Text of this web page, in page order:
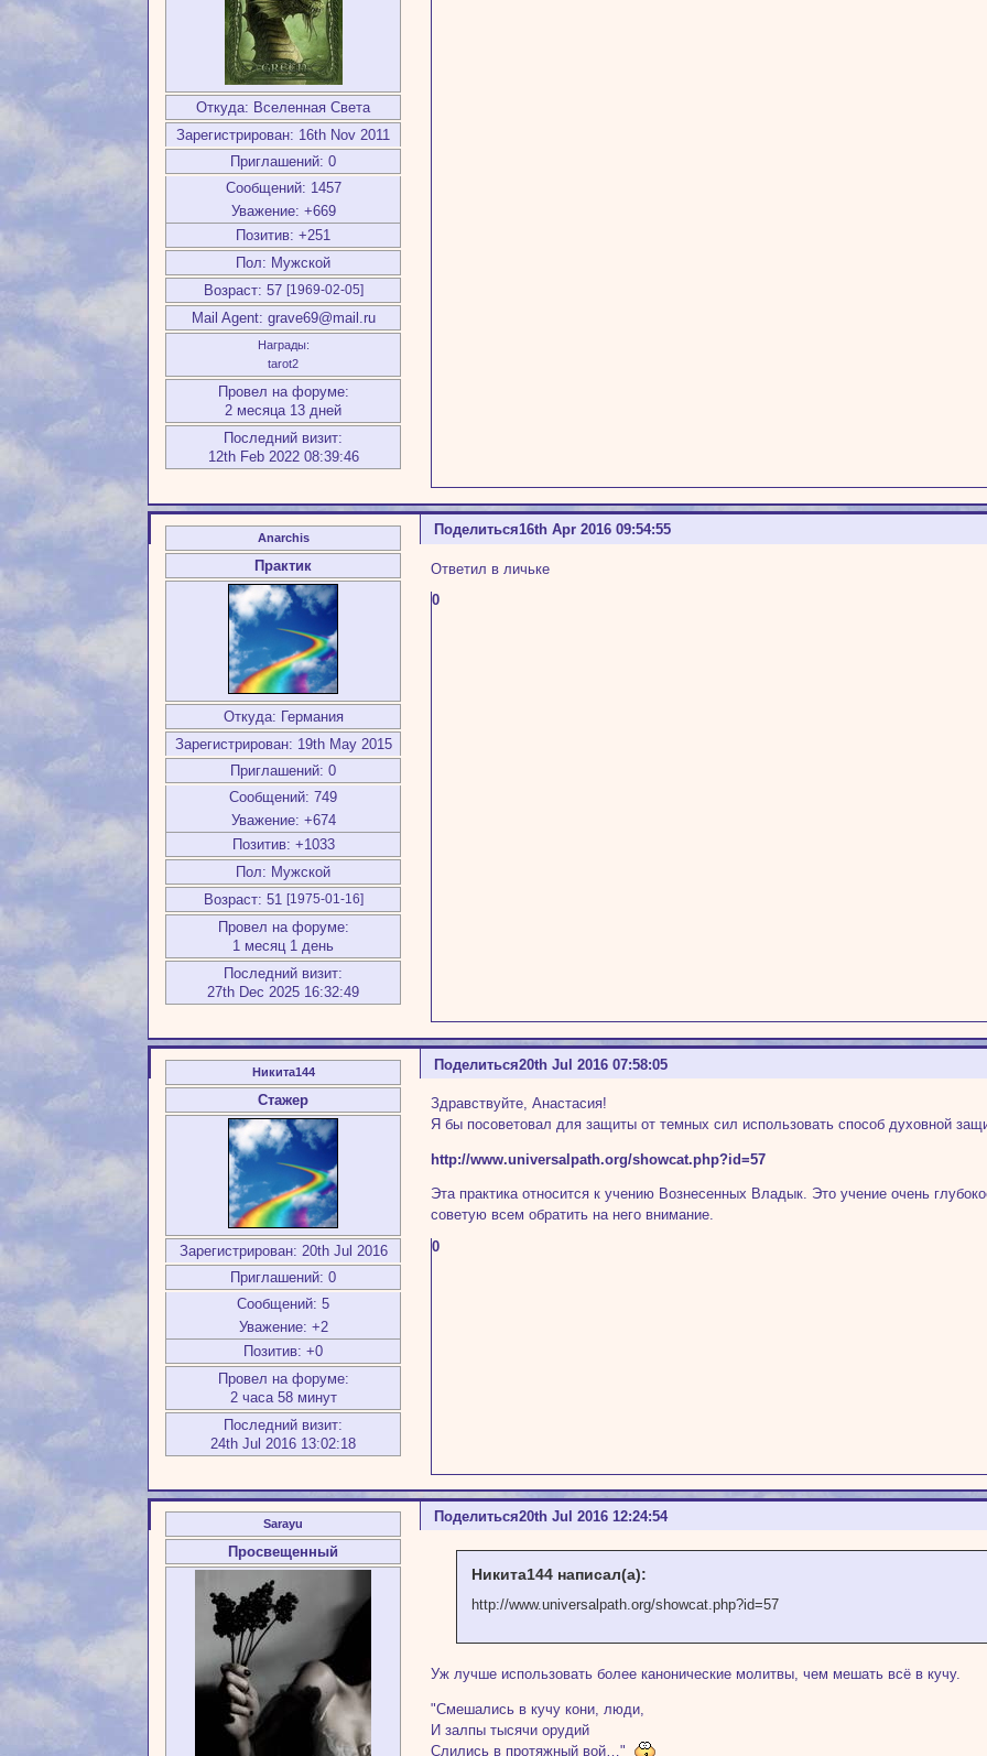
Откуда: Вселенная Света
Зарегистрирован: 16th Nov 2011
Приглашений: 0
Сообщений: 1457
Уважение: +669
Позитив: +251
Пол: Мужской
Возраст: 57 [1969-02-05]
Mail Agent: grave69@mail.ru
Награды:
tarot2
Провел на форуме:
2 месяца 13 дней
Последний визит:
12th Feb 2022 08:39:46
Поделиться16th Apr 2016 09:54:55
Anarchis
Практик
Откуда: Германия
Зарегистрирован: 19th May 2015
Приглашений: 0
Сообщений: 749
Уважение: +674
Позитив: +1033
Пол: Мужской
Возраст: 51 [1975-01-16]
Провел на форуме:
1 месяц 1 день
Последний визит:
27th Dec 2025 16:32:49
Ответил в личьке
0
Поделиться20th Jul 2016 07:58:05
Никита144
Стажер
Зарегистрирован: 20th Jul 2016
Приглашений: 0
Сообщений: 5
Уважение: +2
Позитив: +0
Провел на форуме:
2 часа 58 минут
Последний визит:
24th Jul 2016 13:02:18
Здравствуйте, Анастасия!
Я бы посоветовал для защиты от темных сил использовать способ духовной
http://www.universalpath.org/showcat.php?id=57
Эта практика относится к учению Вознесенных Владык. Это учение очень
советую всем обратить на него внимание.
0
Поделиться20th Jul 2016 12:24:54
Sarayu
Просвещенный
Никита144 написал(а):
http://www.universalpath.org/showcat.php?id=57
Уж лучше использовать более канонические молитвы, чем мешать всё в кучу.
"Смешались в кучу кони, люди,
И залпы тысячи орудий
Слились в протяжный вой…"